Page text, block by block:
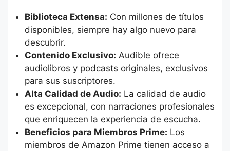
Biblioteca Extensa: Con millones de títulos
disponibles, siempre hay algo nuevo para
descubrir.
Contenido Exclusivo: Audible ofrece
audiolibros y podcasts originales, exclusivos
para sus suscriptores.
Alta Calidad de Audio: La calidad de audio
es excepcional, con narraciones profesionales
que enriquecen la experiencia de escucha.
Beneficios para Miembros Prime: Los
miembros de Amazon Prime tienen acceso a